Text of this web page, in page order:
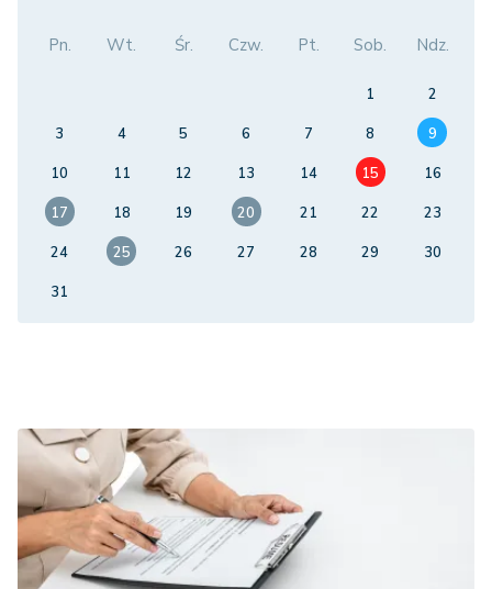
Pn. Wt. Śr. Czw. Pt. Sob. Ndz.
1
2
3
4 5 6 7 8
9
10
11 12 13 14 15
16
17
18 19 20 21 22
23
24
25 26 27 28 29
30
31